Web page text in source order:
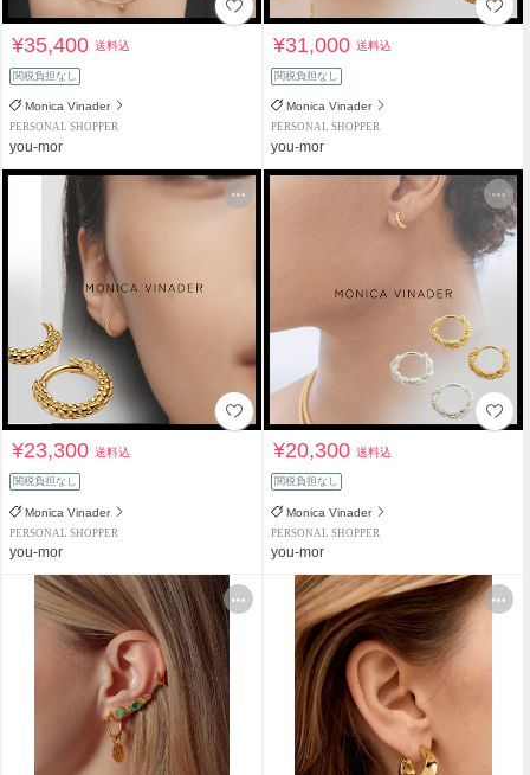
¥35,400送料込
関税負担なし
Monica Vinader
PERSONAL SHOPPER
you-mor
¥31,000送料込
関税負担なし
Monica Vinader
PERSONAL SHOPPER
you-mor
¥23,300送料込
関税負担なし
Monica Vinader
PERSONAL SHOPPER
you-mor
¥20,300送料込
関税負担なし
Monica Vinader
PERSONAL SHOPPER
you-mor